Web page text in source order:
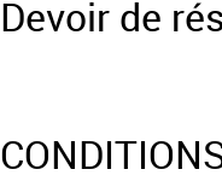
Devoir de